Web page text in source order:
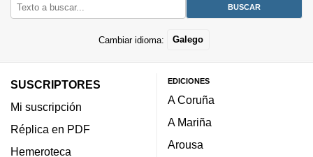
Cambiar idioma: Galego
SUSCRIPTORES
Mi suscripción
Réplica en PDF
Hemeroteca
EDICIONES
A Coruña
A Mariña
Arousa